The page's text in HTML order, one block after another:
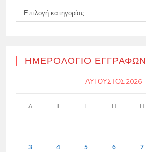
Kατηγορίες
Επιλογή κατηγορίας
ΗΜΕΡΟΛΌΓΙΟ ΕΓΓΡΑΦΏΝ
ΑΎΓΟΥΣΤΟΣ 2026
Δ Τ Τ Π Π
3 4 5 6 7